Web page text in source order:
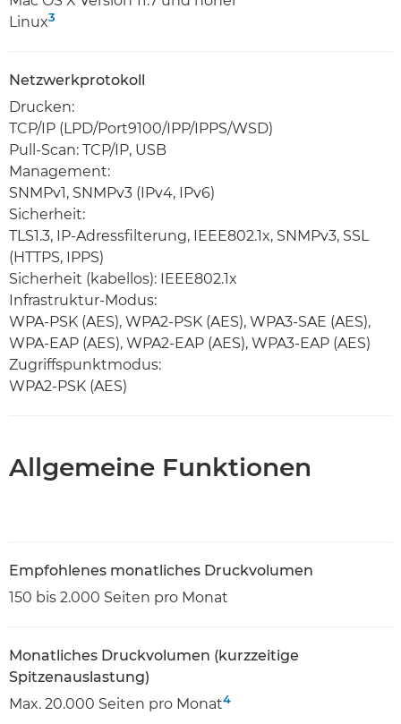
Linux3
Netzwerkprotokoll
Drucken:
TCP/IP (LPD/Port9100/IPP/IPPS/WSD)
Pull-Scan: TCP/IP, USB
Management:
SNMPv1, SNMPv3 (IPv4, IPv6)
Sicherheit:
TLS1.3, IP-Adressfilterung, IEEE802.1x, SNMPv3, SSL
(HTTPS, IPPS)
Sicherheit (kabellos): IEEE802.1x
Infrastruktur-Modus:
WPA-PSK (AES), WPA2-PSK (AES), WPA3-SAE (AES),
WPA-EAP (AES), WPA2-EAP (AES), WPA3-EAP (AES)
Zugriffspunktmodus:
WPA2-PSK (AES)
Allgemeine Funktionen
Empfohlenes monatliches Druckvolumen
150 bis 2.000 Seiten pro Monat
Monatliches Druckvolumen (kurzzeitige
Spitzenauslastung)
Max. 20.000 Seiten pro Monat4